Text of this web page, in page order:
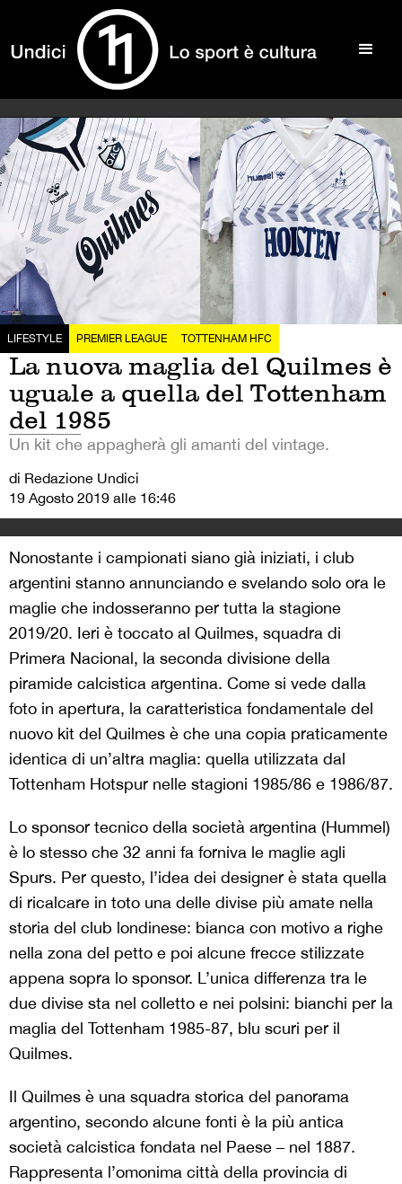
LIFESTYLE PREMIER LEAGUE TOTTENHAM HFC
La nuova maglia del Quilmes è
uguale a quella del Tottenham
del 1985
Un kit che appagherà gli amanti del vintage.
di Redazione Undici
19 Agosto 2019 alle 16:46
Nonostante i campionati siano già iniziati, i club
argentini stanno annunciando e svelando solo ora le
maglie che indosseranno per tutta la stagione
2019/20. Ieri è toccato al Quilmes, squadra di
Primera Nacional, la seconda divisione della
piramide calcistica argentina. Come si vede dalla
foto in apertura, la caratteristica fondamentale del
nuovo kit del Quilmes è che una copia praticamente
identica di un’altra maglia: quella utilizzata dal
Tottenham Hotspur nelle stagioni 1985/86 e 1986/87.
Lo sponsor tecnico della società argentina (Hummel)
è lo stesso che 32 anni fa forniva le maglie agli
Spurs. Per questo, l’idea dei designer è stata quella
di ricalcare in toto una delle divise più amate nella
storia del club londinese: bianca con motivo a righe
nella zona del petto e poi alcune frecce stilizzate
appena sopra lo sponsor. L’unica differenza tra le
due divise sta nel colletto e nei polsini: bianchi per la
maglia del Tottenham 1985-87, blu scuri per il
Quilmes.
Il Quilmes è una squadra storica del panorama
argentino, secondo alcune fonti è la più antica
società calcistica fondata nel Paese – nel 1887.
Rappresenta l’omonima città della provincia di